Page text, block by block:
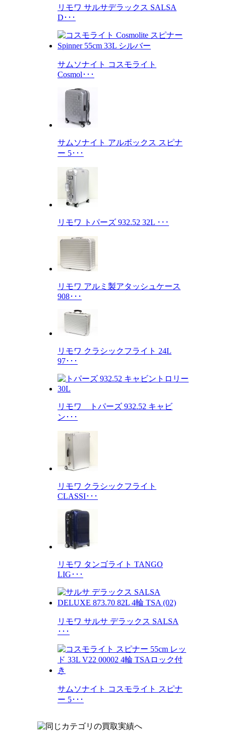
リモワ サルサデラックス SALSA
D･･･
サムソナイト コスモライト
Cosmol･･･
サムソナイト アルボックス スピナ
ー 5･･･
リモワ トパーズ 932.52 32L ･･･
リモワ アルミ製アタッシュケース
908･･･
リモワ クラシックフライト 24L
97･･･
リモワ トパーズ 932.52 キャビ
ン･･･
リモワ クラシックフライト
CLASSI･･･
リモワ タンゴライト TANGO
LIG･･･
リモワ サルサ デラックス SALSA
･･･
サムソナイト コスモライト スピナ
ー 5･･･